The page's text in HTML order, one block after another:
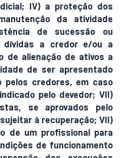
IV) a proteção dos
da atividade
de sucessão ou
dívidas a credor e/ou a
de alienação de ativos a
de ser apresentado
pelos credores, em caso
pelo devedor; VII)
se aprovados pelo
à recuperação; VII)
de um profissional para
de funcionamento